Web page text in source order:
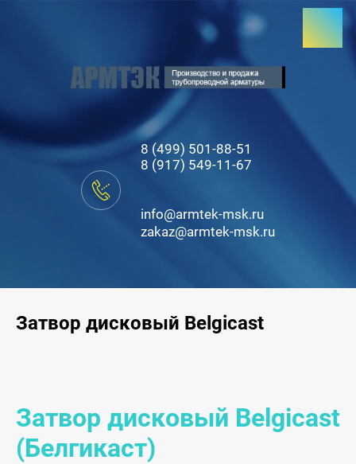
8 (499) 501-88-51
8 (917) 549-11-67
info@armtek-msk.ru
zakaz@armtek-msk.ru
Затвор дисковый Belgicast
Затвор дисковый Belgicast
(Белгикаст)